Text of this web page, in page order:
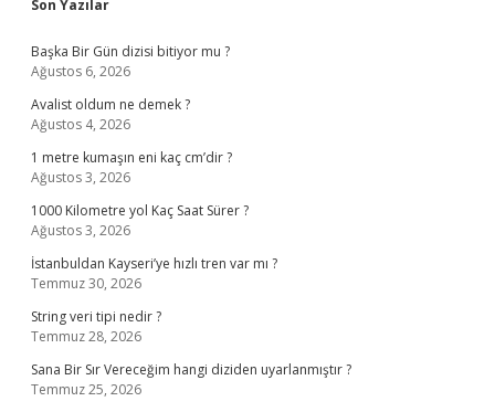
Sidebar
Son Yazılar
Başka Bir Gün dizisi bitiyor mu ?
Ağustos 6, 2026
Avalist oldum ne demek ?
Ağustos 4, 2026
1 metre kumaşın eni kaç cm’dir ?
Ağustos 3, 2026
1000 Kilometre yol Kaç Saat Sürer ?
Ağustos 3, 2026
İstanbuldan Kayseri’ye hızlı tren var mı ?
Temmuz 30, 2026
String veri tipi nedir ?
Temmuz 28, 2026
Sana Bir Sır Vereceğim hangi diziden uyarlanmıştır ?
Temmuz 25, 2026